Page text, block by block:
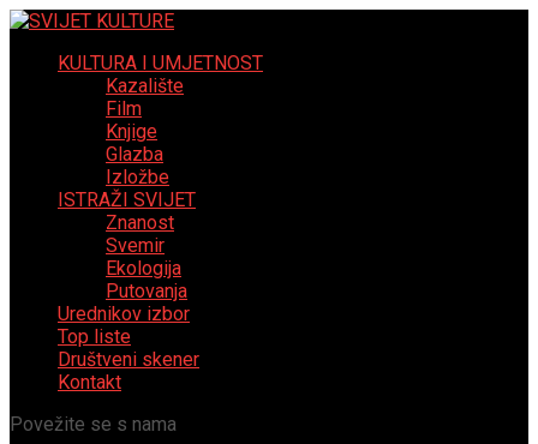
KULTURA I UMJETNOST
Kazalište
Film
Knjige
Glazba
Izložbe
ISTRAŽI SVIJET
Znanost
Svemir
Ekologija
Putovanja
Urednikov izbor
Top liste
Društveni skener
Kontakt
Povežite se s nama